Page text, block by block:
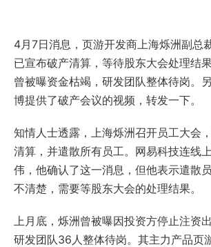
4月7日消息，页游开发商上海烁洲副总
已宣布破产清算，等待股东大会处理结
曾被曝资金枯竭，研发团队整体待岗。
博提供了破产会议的视频，转发一下。
知情人士透露，上海烁洲召开员工大会
清算，并遣散所有员工。网易科技连线
伟，他确认了这一消息，但他表示遣散
不清楚，需要等股东大会的处理结果。
上月底，烁洲曾被曝因投资方停止注资
研发团队36人整体待岗。其主力产品页